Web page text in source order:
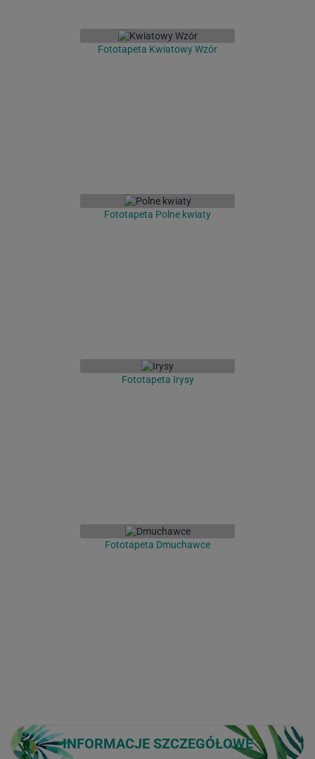
Fototapeta Kwiatowy Wzór
Fototapeta Polne kwiaty
Fototapeta Irysy
Fototapeta Dmuchawce
INFORMACJE SZCZEGÓŁOWE